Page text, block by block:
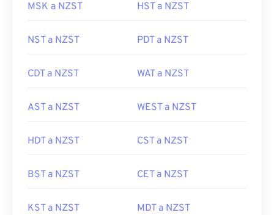
MSK a NZST HST a NZST
NST a NZST PDT a NZST
CDT a NZST WAT a NZST
AST a NZST WEST a NZST
HDT a NZST CST a NZST
BST a NZST CET a NZST
KST a NZST MDT a NZST